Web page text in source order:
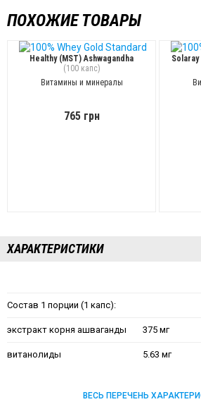
ПОХОЖИЕ ТОВАРЫ
Healthy (MST) Ashwagandha
(100 капс)
Витамины и минералы
765 грн
ХАРАКТЕРИСТИКИ
Состав 1 порции (1 капс):
экстракт корня ашваганды 375 мг
витанолиды 5.63 мг
ВЕСЬ ПЕРЕЧЕНЬ